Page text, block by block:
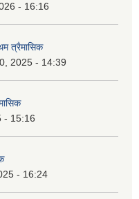
- 16:16
त्रैमासिक
2025 - 14:39
- 15:16
- 16:24